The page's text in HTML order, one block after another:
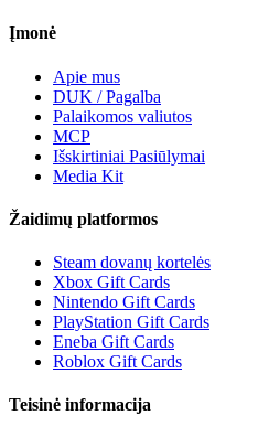
Įmonė
Apie mus
DUK / Pagalba
Palaikomos valiutos
MCP
Išskirtiniai Pasiūlymai
Media Kit
Žaidimų platformos
Steam dovanų kortelės
Xbox Gift Cards
Nintendo Gift Cards
PlayStation Gift Cards
Eneba Gift Cards
Roblox Gift Cards
Teisinė informacija